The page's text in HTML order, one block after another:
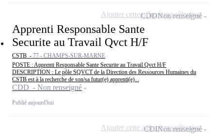
Apprenti Responsable Sante
Securite au Travail Qvct H/F
CSTB - 77 - CHAMPS-SUR-MARNE
POSTE : Apprenti Responsable Sante Securite au Travail Qvct H/F
DESCRIPTION : Le pôle SQVCT de la Direction des Ressources Humaines du
CSTB est à la recherche de son/sa futur(e) apprenti(e)...
CDD - Non renseigné
Publié aujourd'hui
CDDNon renseigné
Ajouter cette offre à ma sélection
CDINon renseigné
Ajouter cette offre à ma sélection